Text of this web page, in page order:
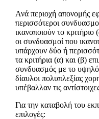
Ανά περιοχή απονομής
περισσότεροι
ικανοποιούν το κριτήριο
οι συνδυασμοί που
υπάρχουν δύο ή
τα κριτήρια (α) και (β)
συνδυασμός με το
δίαυλοι πολυπλεξίας
υπέβαλλαν τις
Για την καταβολή του
επιλογές: